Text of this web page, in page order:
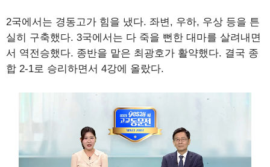
2국에서는 경동고가 힘을 냈다. 좌변, 우하, 우상 등을 튼
실히 구축했다. 3국에서는 다 죽을 뻔한 대마를 살려내면
서 역전승했다. 종반을 맡은 최광호가 활약했다. 결국 종
합 2-1로 승리하면서 4강에 올랐다.